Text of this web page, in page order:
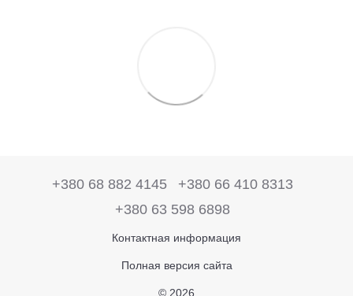
+380 68 882 4145
+380 66 410 8313
+380 63 598 6898
Контактная информация
Полная версия сайта
© 2026